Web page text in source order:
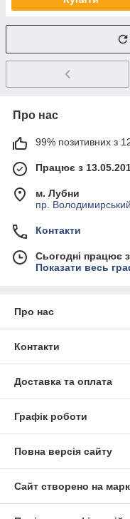
Про нас
99% позитивних з
Працює з
м. Лубни
пр.
Контакти
Сьогодні працює
Показати весь
Про нас
Контакти
Доставка та оплата
Графік роботи
Повна версія сайту
Сайт створено на